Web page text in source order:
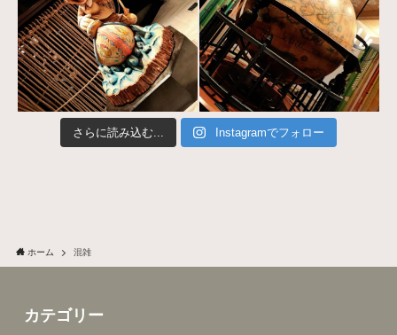
さらに読み込む... Instagramでフォロー
ホーム 混雑
カテゴリー